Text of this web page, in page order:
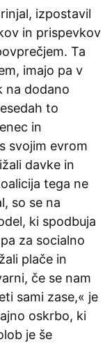
izpostavil
in prispevkov
Ta
imajo pa v
na dodano
to
in
svojim evrom
davke in
tega ne
so se na
ki spodbuja
za socialno
plače in
če se nam
sami zase,« je
oskrbo, ki
je še